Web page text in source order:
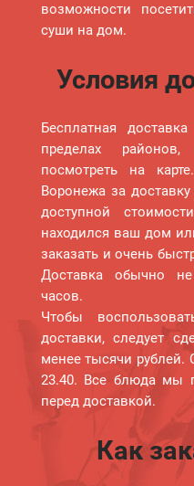
возможности
суши на дом.
Условия
Бесплатная
пределах
посмотреть на
Воронежа за
доступной
находился ваш дом
заказать и очень
Доставка обычно
часов.
Чтобы
доставки, следует
менее тысячи рублей.
23.40. Все блюда мы
перед доставкой.
Как